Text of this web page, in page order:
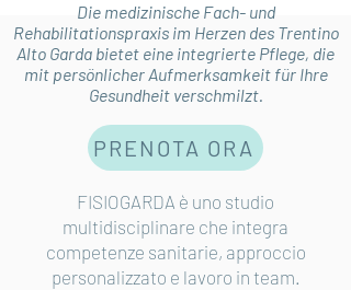
Die medizinische Fach- und
Rehabilitationspraxis im Herzen des Trentino
Alto Garda bietet eine integrierte Pflege, die
mit persönlicher Aufmerksamkeit für Ihre
Gesundheit verschmilzt.
PRENOTA ORA
FISIOGARDA è uno studio
multidisciplinare che integra
competenze sanitarie, approccio
personalizzato e lavoro in team.